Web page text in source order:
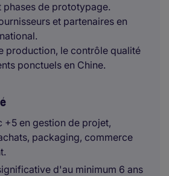
de prototypage.
et partenaires en
production, le contrôle qualité
ponctuels en Chine.
+5 en gestion de projet,
packaging, commerce
d'au minimum 6 ans